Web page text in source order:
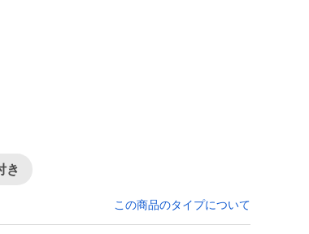
き
この商品のタイプについて